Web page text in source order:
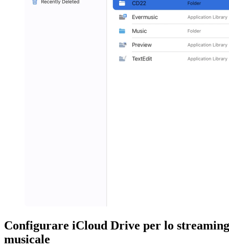
Configurare iCloud Drive per lo streaming
musicale